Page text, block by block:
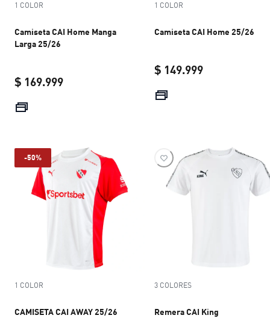
1 COLOR
Camiseta CAI Home Manga
Larga 25/26
$ 169.999
1 COLOR
Camiseta CAI Home 25/26
$ 149.999
-50%
1 COLOR
CAMISETA CAI AWAY 25/26
3 COLORES
Remera CAI King